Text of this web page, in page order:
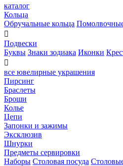
каталог
Кольца
Обручальные кольца

Подвески
Буквы Знаки зодиака Иконки

все ювелирные украшения
Пирсинг
Браслеты
Броши
Колье
Цепи
Запонки и зажимы
Эксклюзив
Шнурки
Предметы сервировки
Наборы Столовая посуда